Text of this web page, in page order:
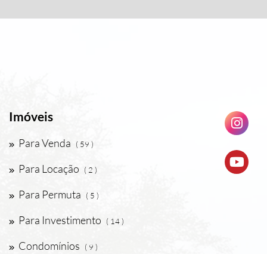
Imóveis
Para Venda ( 59 )
Para Locação ( 2 )
Para Permuta ( 5 )
Para Investimento ( 14 )
Condomínios ( 9 )